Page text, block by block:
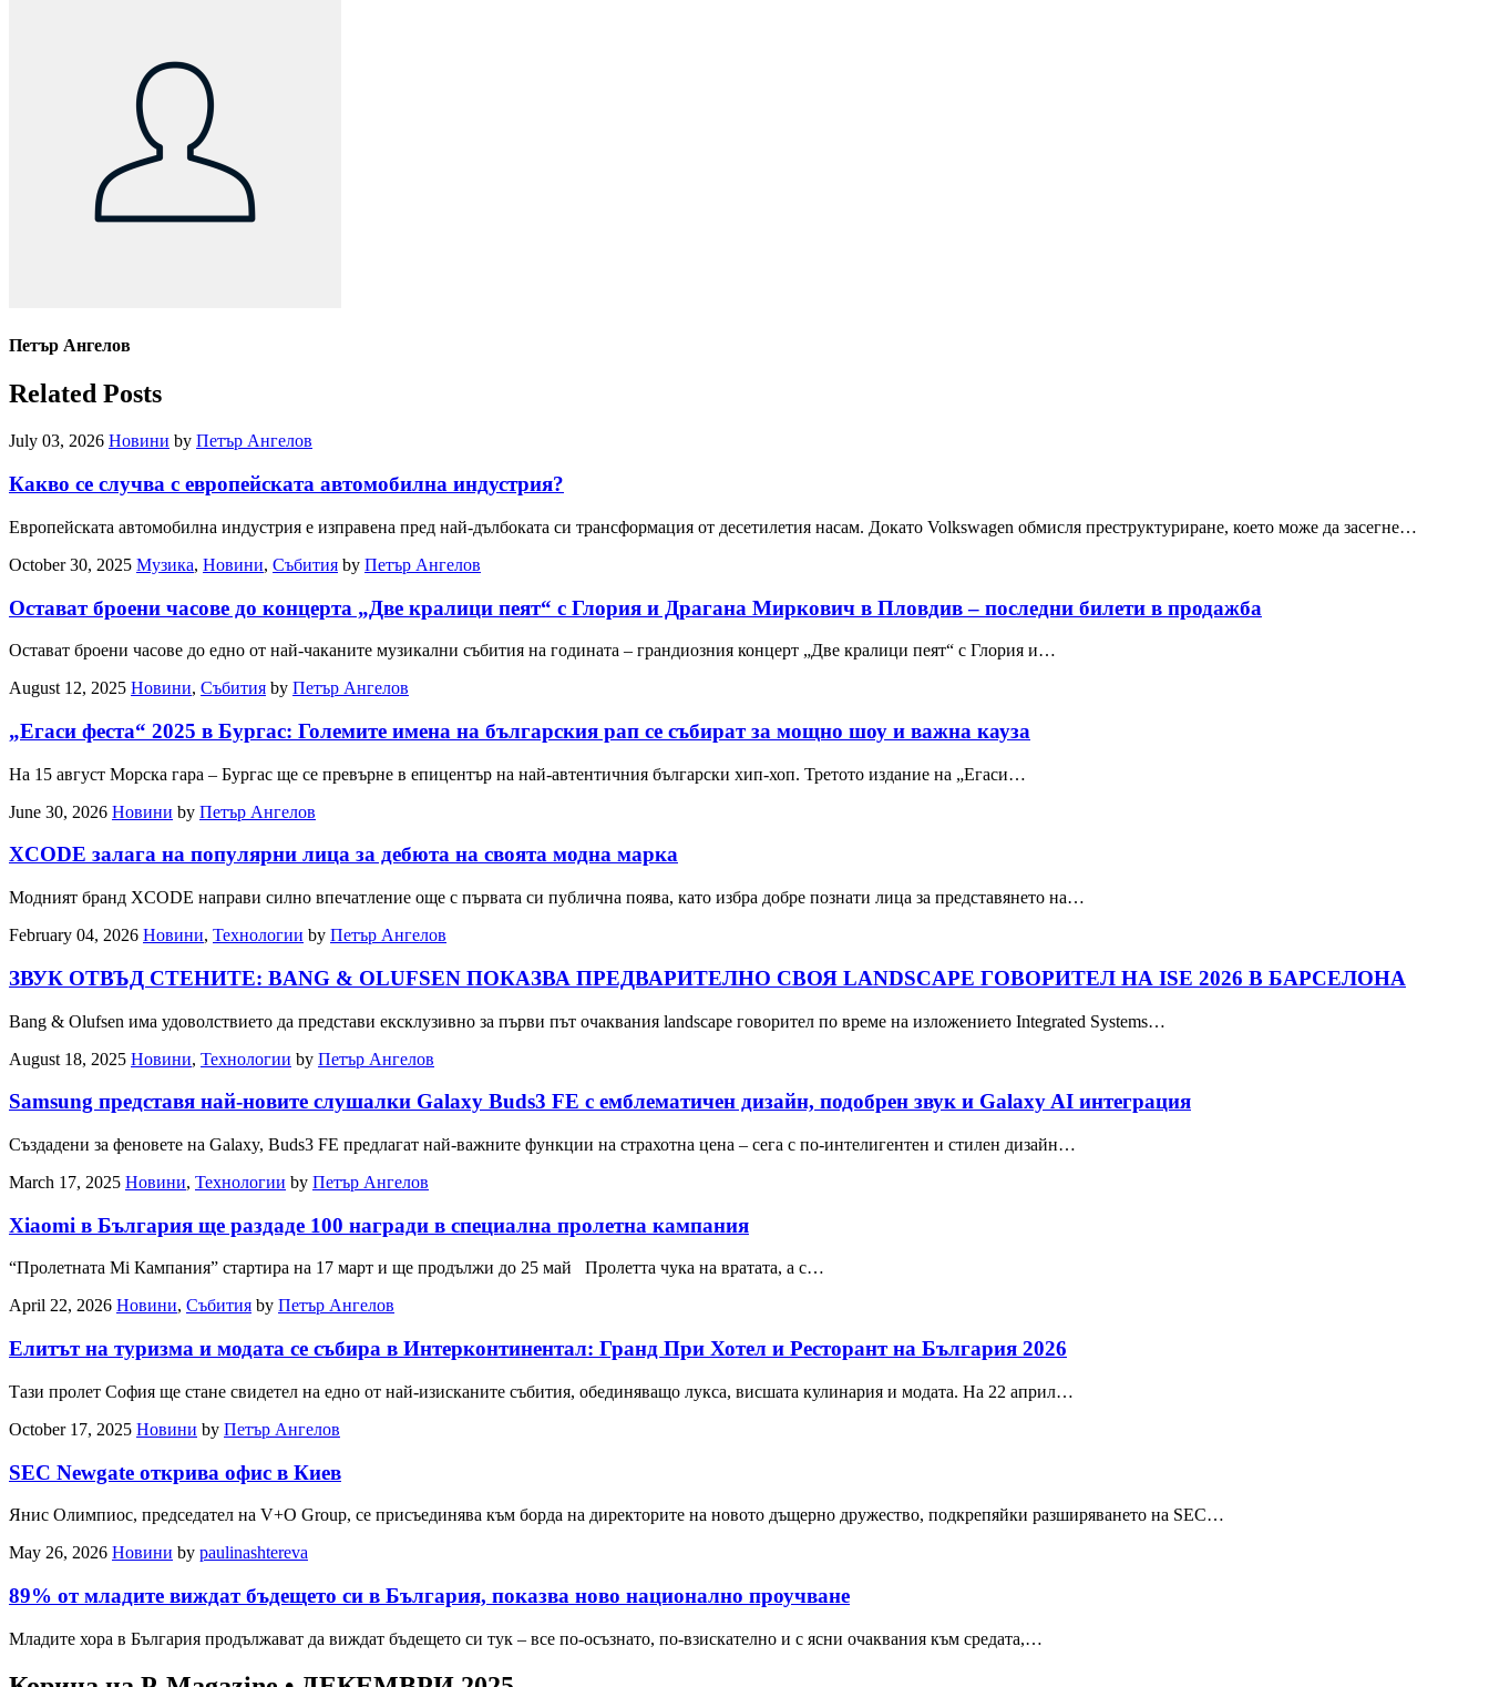
Петър Ангелов
Related Posts
July 03, 2026 Новини by Петър Ангелов
Какво се случва с европейската автомобилна индустрия?
Европейската автомобилна индустрия е изправена пред най-дълбоката си трансформация от десетилетия насам. Докато Volkswagen обмисля преструктуриране, което може да засегне…
October 30, 2025 Музика, Новини, Събития by Петър Ангелов
Остават броени часове до концерта „Две кралици пеят“ с Глория и Драгана Миркович в Пловдив – последни билети в продажба
Остават броени часове до едно от най-чаканите музикални събития на годината – грандиозния концерт „Две кралици пеят“ с Глория и…
August 12, 2025 Новини, Събития by Петър Ангелов
„Егаси феста“ 2025 в Бургас: Големите имена на българския рап се събират за мощно шоу и важна кауза
На 15 август Морска гара – Бургас ще се превърне в епицентър на най-автентичния български хип-хоп. Третото издание на „Егаси…
June 30, 2026 Новини by Петър Ангелов
XCODE залага на популярни лица за дебюта на своята модна марка
Модният бранд XCODE направи силно впечатление още с първата си публична поява, като избра добре познати лица за представянето на…
February 04, 2026 Новини, Технологии by Петър Ангелов
ЗВУК ОТВЪД СТЕНИТЕ: BANG & OLUFSEN ПОКАЗВА ПРЕДВАРИТЕЛНО СВОЯ LANDSCAPE ГОВОРИТЕЛ НА ISE 2026 В БАРСЕЛОНА
Bang & Olufsen има удоволствието да представи ексклузивно за първи път очаквания landscape говорител по време на изложението Integrated Systems…
August 18, 2025 Новини, Технологии by Петър Ангелов
Samsung представя най-новите слушалки Galaxy Buds3 FE с емблематичен дизайн, подобрен звук и Galaxy AI интеграция
Създадени за феновете на Galaxy, Buds3 FE предлагат най-важните функции на страхотна цена – сега с по-интелигентен и стилен дизайн…
March 17, 2025 Новини, Технологии by Петър Ангелов
Xiaomi в България ще раздаде 100 награди в специална пролетна кампания
“Пролетната Mi Кампания” стартира на 17 март и ще продължи до 25 май Пролетта чука на вратата, а с…
April 22, 2026 Новини, Събития by Петър Ангелов
Елитът на туризма и модата се събира в Интерконтинентал: Гранд При Хотел и Ресторант на България 2026
Тази пролет София ще стане свидетел на едно от най-изисканите събития, обединяващо лукса, висшата кулинария и модата. На 22 април…
October 17, 2025 Новини by Петър Ангелов
SEC Newgate открива офис в Киев
Янис Олимпиос, председател на V+O Group, се присъединява към борда на директорите на новото дъщерно дружество, подкрепяйки разширяването на SEC…
May 26, 2026 Новини by paulinashtereva
89% от младите виждат бъдещето си в България, показва ново национално проучване
Младите хора в България продължават да виждат бъдещето си тук – все по-осъзнато, по-взискателно и с ясни очаквания към средата,…